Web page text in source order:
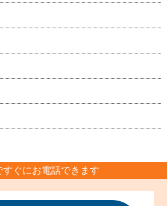
すぐにお電話できます